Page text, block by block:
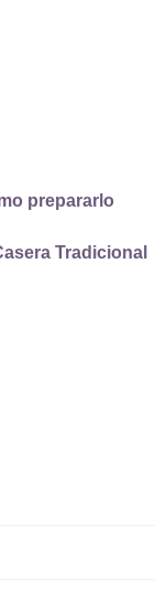
prepararlo
Tradicional